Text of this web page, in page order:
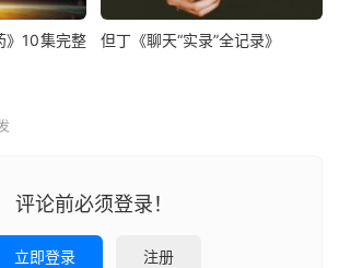
》10集完整
但丁《聊天“实录”全记录》
评论前必须登录！
立即登录 注册